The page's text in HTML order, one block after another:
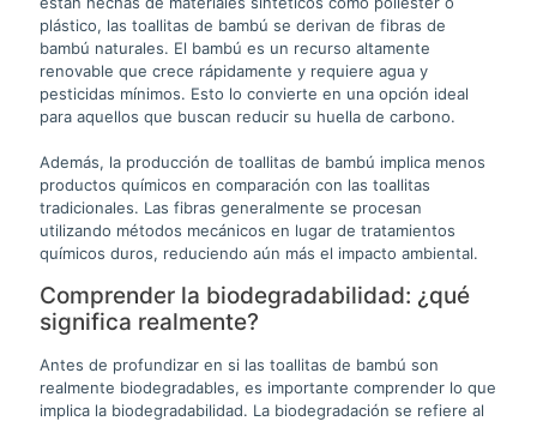
plástico, las toallitas de bambú se derivan de fibras de
bambú naturales. El bambú es un recurso altamente
renovable que crece rápidamente y requiere agua y
pesticidas mínimos. Esto lo convierte en una opción ideal
para aquellos que buscan reducir su huella de carbono.
Además, la producción de toallitas de bambú implica menos
productos químicos en comparación con las toallitas
tradicionales. Las fibras generalmente se procesan
utilizando métodos mecánicos en lugar de tratamientos
químicos duros, reduciendo aún más el impacto ambiental.
Comprender la biodegradabilidad: ¿qué
significa realmente?
Antes de profundizar en si las toallitas de bambú son
realmente biodegradables, es importante comprender lo que
implica la biodegradabilidad. La biodegradación se refiere al